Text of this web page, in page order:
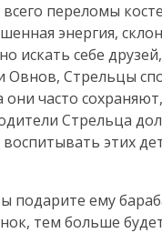
переломы
энергия,
себе
Овнов, Стрельцы
часто
Стрельца
этих
ему
тем больше